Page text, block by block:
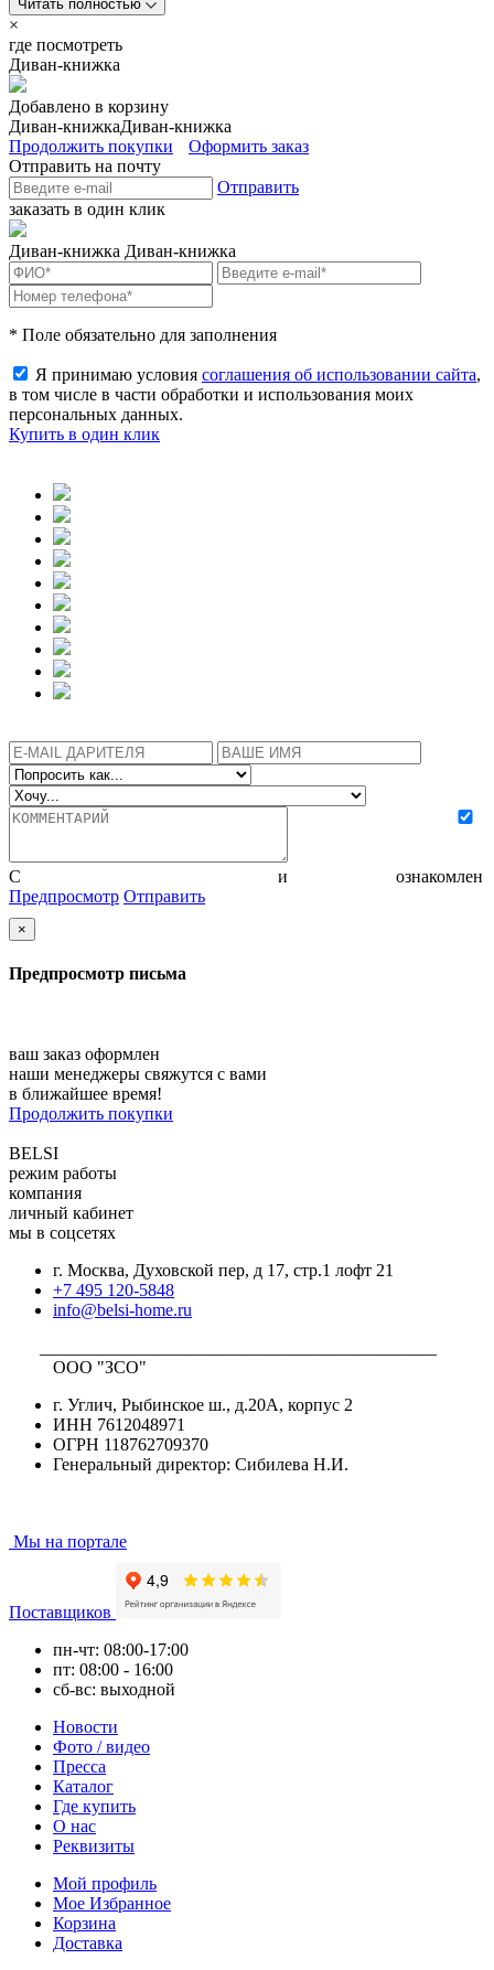
Читать полностью
×
где посмотреть
Диван-книжка
Добавлено в корзину
Диван-книжкаДиван-книжка
Продолжить покупки
Оформить заказ
Отправить на почту
Отправить
заказать в один клик
Диван-книжка Диван-книжка
* Поле обязательно для заполнения
Я принимаю условия соглашения об использовании сайта,
в том числе в части обработки и использования моих
персональных данных.
Купить в один клик
С и
ознакомлен
Предпросмотр Отправить
×
Предпросмотр письма
ваш заказ оформлен
наши менеджеры свяжутся с вами
в ближайшее время!
Продолжить покупки
BELSI
режим работы
компания
личный кабинет
мы в соцсетях
г. Москва, Духовской пер, д 17, стр.1 лофт 21
+7 495 120-5848
info@belsi-home.ru
ООО "ЗСО"
г. Углич, Рыбинское ш., д.20А, корпус 2
ИНН 7612048971
ОГРН 118762709370
Генеральный директор: Сибилева Н.И.
Мы на портале
Поставщиков
пн-чт: 08:00-17:00
пт: 08:00 - 16:00
сб-вс: выходной
Новости
Фото / видео
Пресса
Каталог
Где купить
О нас
Реквизиты
Мой профиль
Мое Избранное
Корзина
Доставка